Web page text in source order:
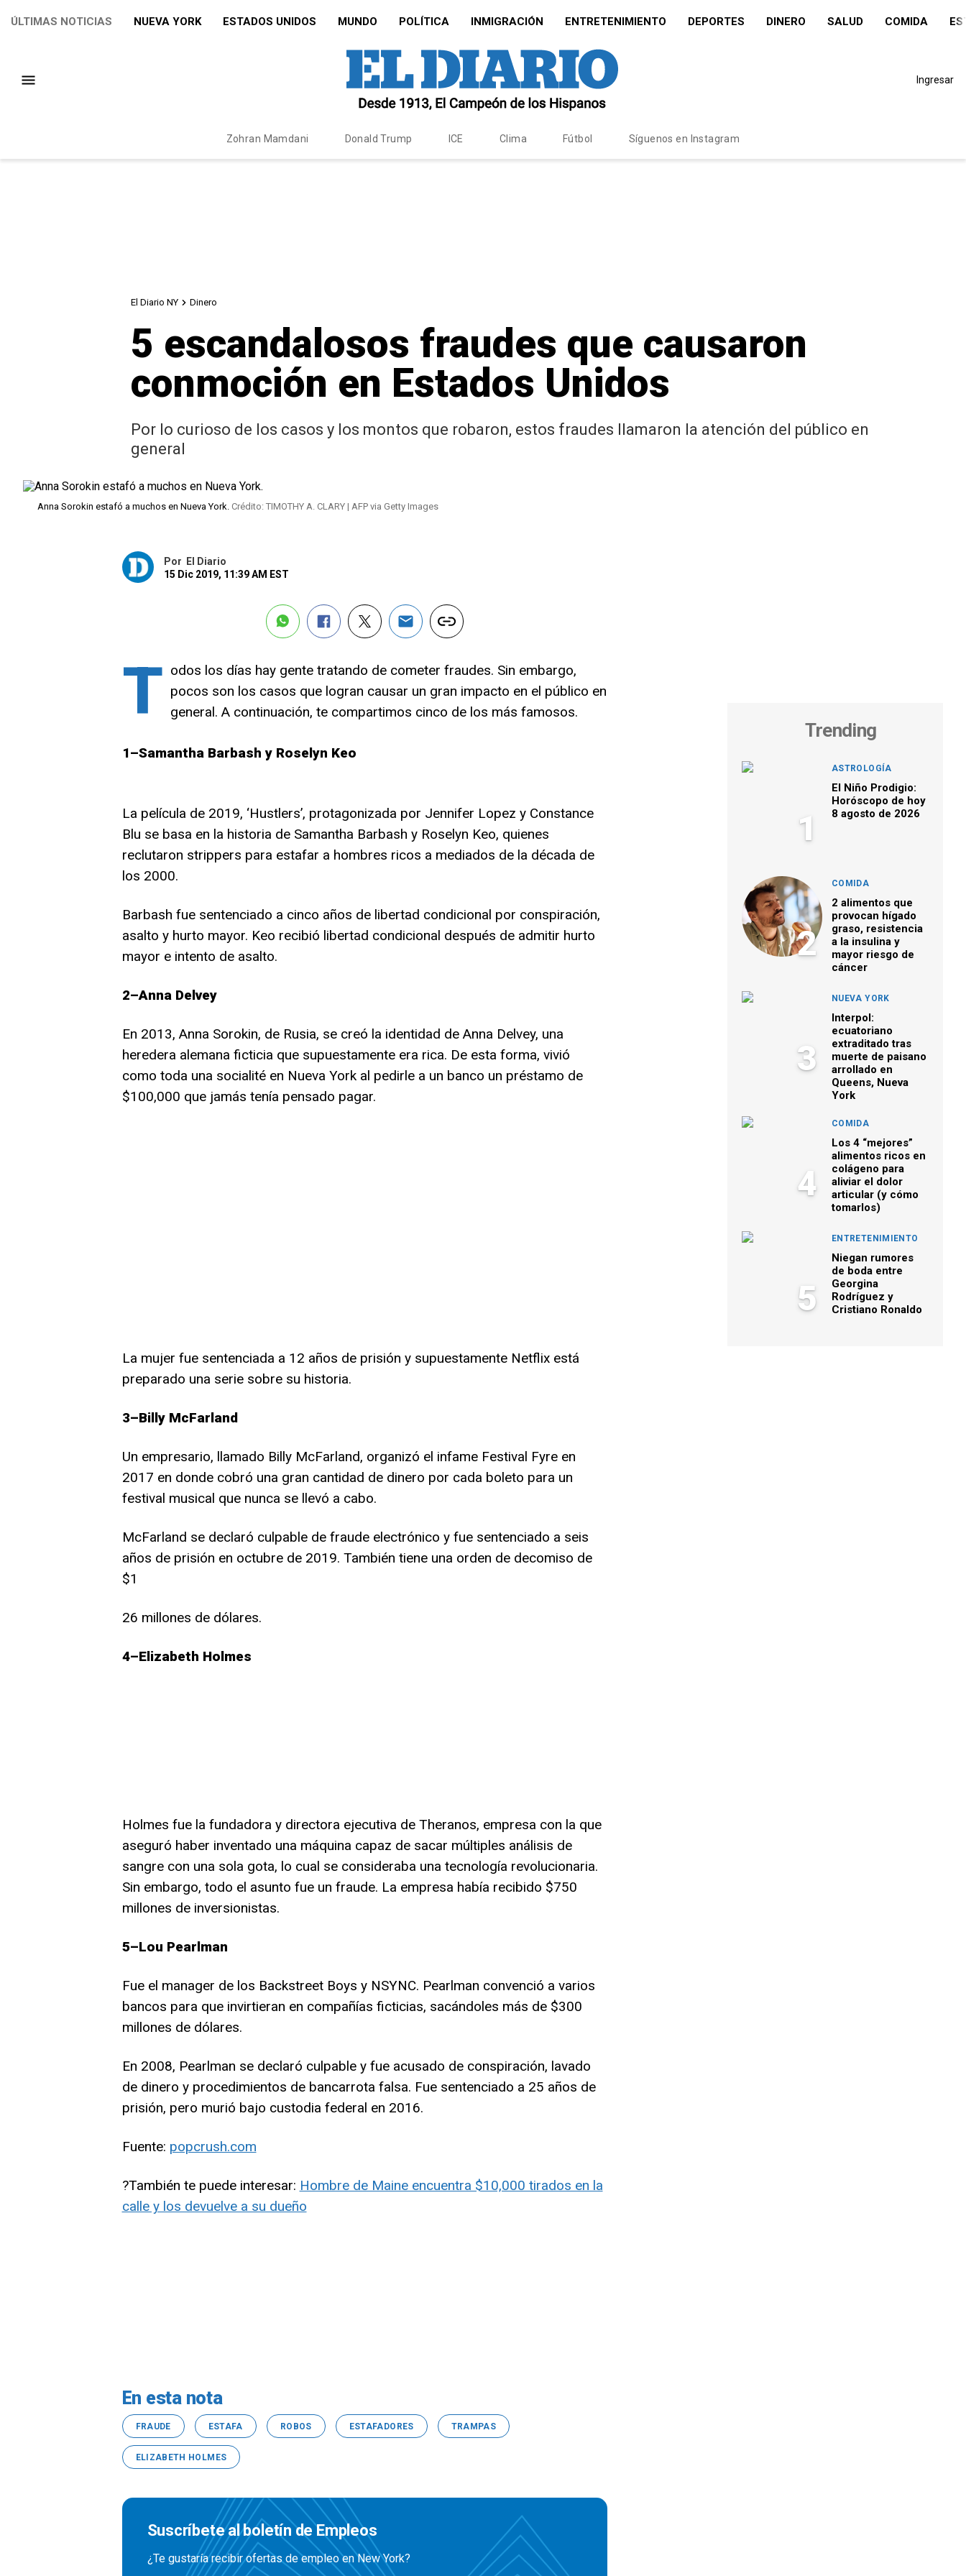
ÚLTIMAS NOTICIAS NUEVA YORK ESTADOS UNIDOS MUNDO POLÍTICA INMIGRACIÓN ENTRETENIMIENTO DEPORTES DINERO SALUD COMIDA
Ingresar
Zohran Mamdani Donald Trump ICE Clima Fútbol Síguenos en Instagram
El Diario NY Dinero
5 escandalosos fraudes que causaron
conmoción en Estados Unidos
Por lo curioso de los casos y los montos que robaron, estos fraudes llamaron la atención del público en
general
Anna Sorokin estafó a muchos en Nueva York. Crédito: TIMOTHY A. CLARY | AFP via Getty Images
Por
El Diario
15 Dic 2019, 11:39 AM EST
T odos los días hay gente tratando de cometer fraudes. Sin embargo,
pocos son los casos que logran causar un gran impacto en el público en
general. A continuación, te compartimos cinco de los más famosos.
1–Samantha Barbash y Roselyn Keo
La película de 2019, ‘Hustlers’, protagonizada por Jennifer Lopez y Constance
Blu se basa en la historia de Samantha Barbash y Roselyn Keo, quienes
reclutaron strippers para estafar a hombres ricos a mediados de la década de
los 2000.
Barbash fue sentenciado a cinco años de libertad condicional por conspiración,
asalto y hurto mayor. Keo recibió libertad condicional después de admitir hurto
mayor e intento de asalto.
2–Anna Delvey
En 2013, Anna Sorokin, de Rusia, se creó la identidad de Anna Delvey, una
heredera alemana ficticia que supuestamente era rica. De esta forma, vivió
como toda una socialité en Nueva York al pedirle a un banco un préstamo de
$100,000 que jamás tenía pensado pagar.
La mujer fue sentenciada a 12 años de prisión y supuestamente Netflix está
preparado una serie sobre su historia.
3–Billy McFarland
Un empresario, llamado Billy McFarland, organizó el infame Festival Fyre en
2017 en donde cobró una gran cantidad de dinero por cada boleto para un
festival musical que nunca se llevó a cabo.
McFarland se declaró culpable de fraude electrónico y fue sentenciado a seis
años de prisión en octubre de 2019. También tiene una orden de decomiso de
$1
26 millones de dólares.
4–Elizabeth Holmes
Holmes fue la fundadora y directora ejecutiva de Theranos, empresa con la que
aseguró haber inventado una máquina capaz de sacar múltiples análisis de
sangre con una sola gota, lo cual se consideraba una tecnología revolucionaria.
Sin embargo, todo el asunto fue un fraude. La empresa había recibido $750
millones de inversionistas.
5–Lou Pearlman
Fue el manager de los Backstreet Boys y NSYNC. Pearlman convenció a varios
bancos para que invirtieran en compañías ficticias, sacándoles más de $300
millones de dólares.
En 2008, Pearlman se declaró culpable y fue acusado de conspiración, lavado
de dinero y procedimientos de bancarrota falsa. Fue sentenciado a 25 años de
prisión, pero murió bajo custodia federal en 2016.
Fuente: popcrush.com
?También te puede interesar: Hombre de Maine encuentra $10,000 tirados en la
calle y los devuelve a su dueño
En esta nota
FRAUDE ESTAFA ROBOS ESTAFADORES TRAMPAS
ELIZABETH HOLMES
Suscríbete al boletín de Empleos
¿Te gustaría recibir ofertas de empleo en New York?
Trending
1
ASTROLOGÍA
El Niño Prodigio:
Horóscopo de hoy
8 agosto de 2026
2
COMIDA
2 alimentos que
provocan hígado
graso, resistencia
a la insulina y
mayor riesgo de
cáncer
3
NUEVA YORK
Interpol:
ecuatoriano
extraditado tras
muerte de paisano
arrollado en
Queens, Nueva
York
4
COMIDA
Los 4 “mejores”
alimentos ricos en
colágeno para
aliviar el dolor
articular (y cómo
tomarlos)
5
ENTRETENIMIENTO
Niegan rumores
de boda entre
Georgina
Rodríguez y
Cristiano Ronaldo